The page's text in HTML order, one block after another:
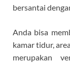
bersantai
Anda bisa
kamar tidur,
merupakan